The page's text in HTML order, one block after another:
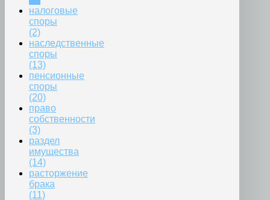
налоговые
споры
(2)
наследственные
споры
(13)
пенсионные
споры
(20)
право
собственности
(3)
раздел
имущества
(14)
расторжение
брака
(11)